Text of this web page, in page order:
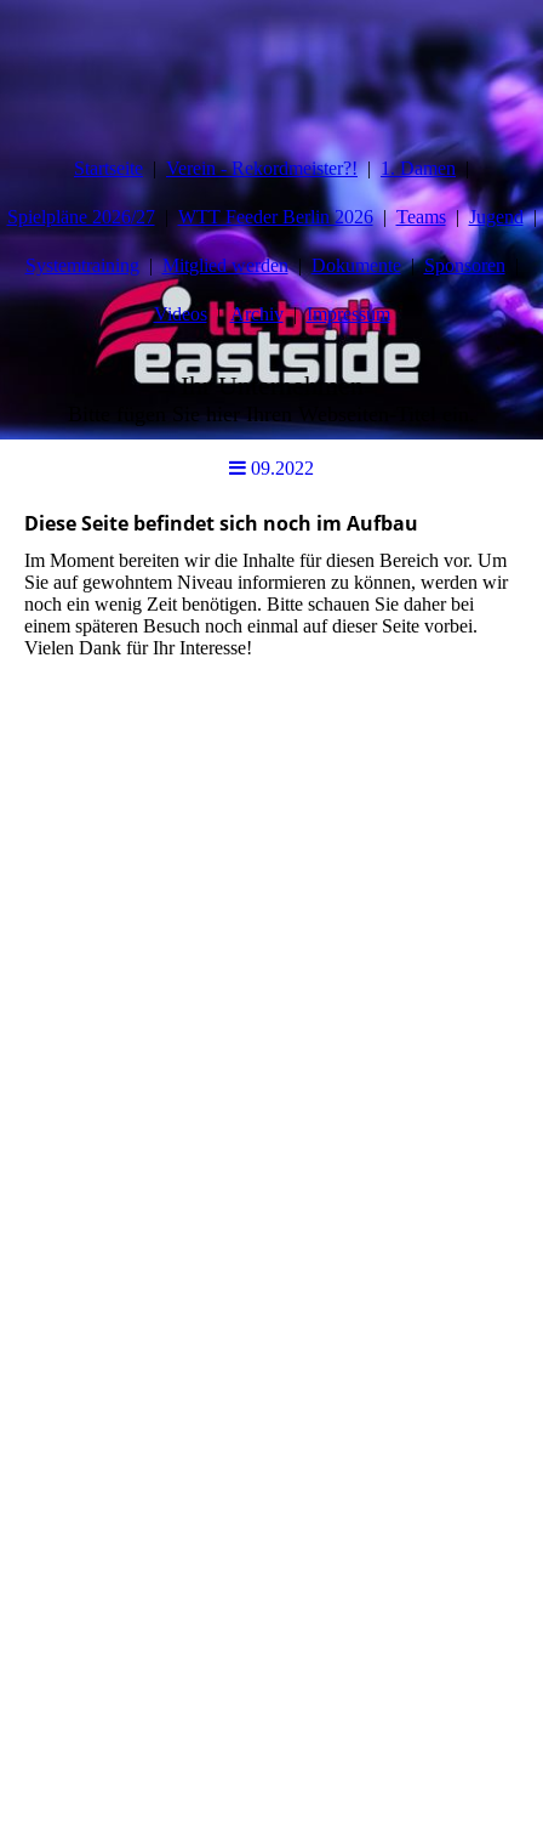
Startseite Verein - Rekordmeister?! 1. Damen
Spielpläne 2026/27 WTT Feeder Berlin 2026 Teams Jugend
Systemtraining Mitglied werden Dokumente Sponsoren
Videos Archiv Impressum
Ihr Unternehmen
Bitte fügen Sie hier Ihren Webseiten-Titel ein.
09.2022
Diese Seite befindet sich noch im Aufbau
Im Moment bereiten wir die Inhalte für diesen Bereich vor. Um
Sie auf gewohntem Niveau informieren zu können, werden wir
noch ein wenig Zeit benötigen. Bitte schauen Sie daher bei
einem späteren Besuch noch einmal auf dieser Seite vorbei.
Vielen Dank für Ihr Interesse!